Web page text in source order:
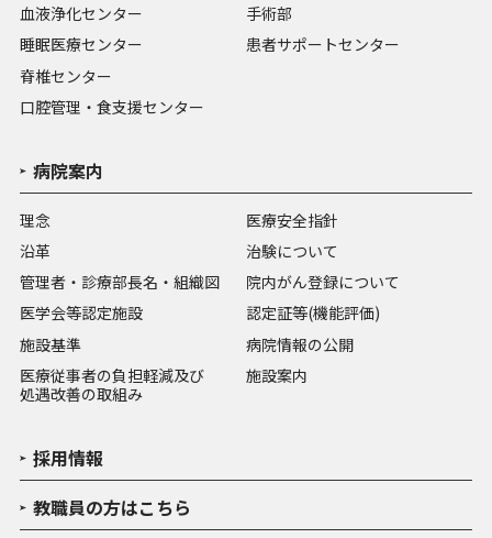
血液浄化センター
睡眠医療センター
脊椎センター
口腔管理・食支援センター
手術部
患者サポートセンター
病院案内
理念
沿革
管理者・診療部長名・組織図
医学会等認定施設
施設基準
医療従事者の負担軽減及び
処遇改善の取組み
医療安全指針
治験について
院内がん登録について
認定証等(機能評価)
病院情報の公開
施設案内
採用情報
教職員の方はこちら